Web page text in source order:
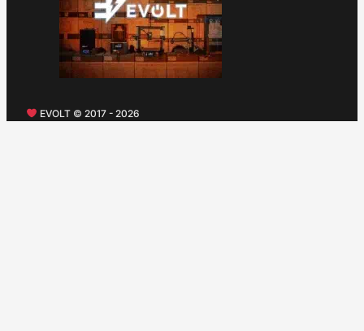
EVOLT © 2017 - 2026